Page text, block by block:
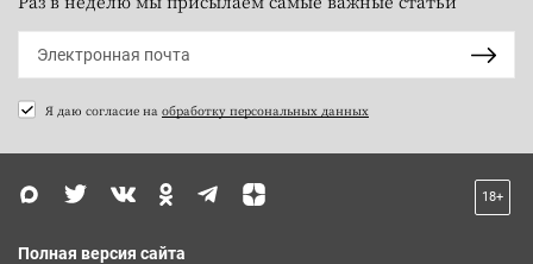
Я даю согласие на обработку персональных данных
18+
Полная версия сайта